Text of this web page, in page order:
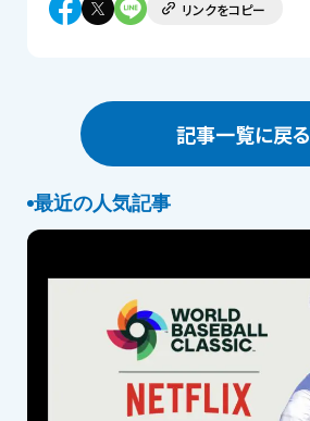
リンクをコピー
記事一覧に戻る
最近の人気記事